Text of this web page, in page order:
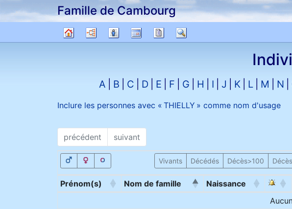
Passer au contenu
Famille de Cambourg
Diagrammes
Listes CalendrierRapports
A B C D E F G H I J K L M N
Inclure les personnes avec « THIELLY » comme nom d'usage
précédent suivant
Vivants Décédés Décès>100
Prénom(s) Nom de famille Naissance